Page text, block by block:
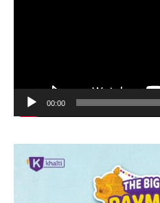
00:00